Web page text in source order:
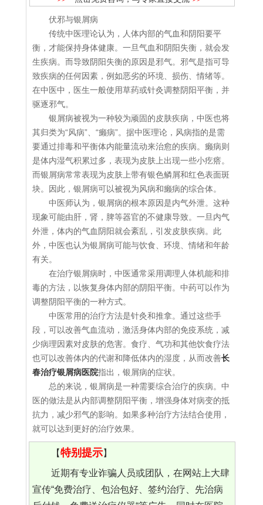
伏邪与银屑病
传统中医理论认为，人体内部的气血和阴阳要平
衡，才能保持身体健康。一旦气血和阴阳失衡，就会发
生疾病。而导致阴阳失衡的原因是邪气。邪气是指可导
致疾病的任何因素，例如恶劣的环境、损伤、情绪等。
在中医中，医生一般使用草药或针灸调整阴阳平衡，并
驱逐邪气。
银屑病被视为一种较为顽固的皮肤疾病，中医也将
其归类为“风病”、“癞病”。据中医理论，风病指的是需
要通过排毒和平衡体内能量流动来治愈的疾病。癞病则
是体内湿气积累过多，表现为皮肤上出现一些小疙瘩。
而银屑病常常表现为皮肤上带有银色鳞屑和红色表面斑
块。因此，银屑病可以被视为风病和癞病的综合体。
中医师认为，银屑病的根本原因是内气外泄。这种
现象可能由肝，肾，脾等器官的不健康导致。一旦内气
外泄，体内的气血阴阳就会紊乱，引发皮肤疾病。此
外，中医也认为银屑病可能与饮食、环境、情绪和年龄
有关。
在治疗银屑病时，中医通常采用调理人体机能和排
毒的方法，以恢复身体内部的阴阳平衡。中药可以作为
调整阴阳平衡的一种方式。
中医常用的治疗方法是针灸和推拿。通过这些手
段，可以改善气血流动，激活身体内部的免疫系统，减
少病理因素对皮肤的危害。食疗、气功和其他饮食疗法
也可以改善体内的代谢和降低体内的湿度，从而改善长
春治疗银屑病医院指出，银屑病的症状。
总的来说，银屑病是一种需要综合治疗的疾病。中
医的做法是从内部调整阴阳平衡，增强身体对病变的抵
抗力，减少邪气的影响。如果多种治疗方法结合使用，
就可以达到更好的治疗效果。
【特别提示】
近期有专业诈骗人员或团队，在网站上大肆
宣传“免费治疗、包治包好、签约治疗、先治病